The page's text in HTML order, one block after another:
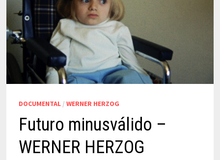
DOCUMENTAL /WERNER HERZOG
Futuro minusválido –
WERNER HERZOG